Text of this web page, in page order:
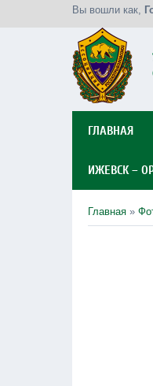
Вы вошли как,
ГЛАВНАЯ
ИЖЕВСК –
Главная »